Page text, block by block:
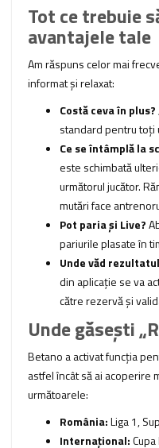
Tot ce trebuie
avantajele tale
Am răspuns celor mai
informat și relaxat:
Costă ceva în plus?
standard pentru toți
Ce se întâmplă la
este schimbată
următorul jucător.
mutări face
Pot paria și Live?
pariurile plasate în
Unde văd
din aplicație se va
către rezervă și
Unde găsești
Betano a activat funcția
astfel încât să ai acoperire
următoarele:
România:Liga 1,
Internațional: